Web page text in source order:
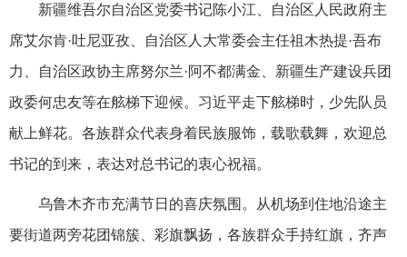
新疆维吾尔自治区党委书记陈小江、自治区人民政府主
席艾尔肯·吐尼亚孜、自治区人大常委会主任祖木热提·吾布
力、自治区政协主席努尔兰·阿不都满金、新疆生产建设兵团
政委何忠友等在舷梯下迎候。习近平走下舷梯时，少先队员
献上鲜花。各族群众代表身着民族服饰，载歌载舞，欢迎总
书记的到来，表达对总书记的衷心祝福。
乌鲁木齐市充满节日的喜庆氛围。从机场到住地沿途主
要街道两旁花团锦簇、彩旗飘扬，各族群众手持红旗，齐声